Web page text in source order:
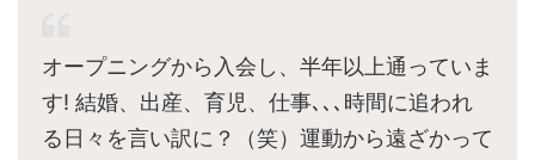
オープニングから入会し、半年以上通っていま
す! 結婚、出産、育児、仕事､､､時間に追われ
る日々を言い訳に？（笑）運動から遠ざかって